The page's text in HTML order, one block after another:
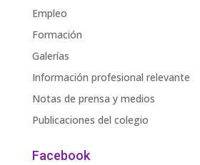
Empleo
Formación
Galerías
Información profesional relevante
Notas de prensa y medios
Publicaciones del colegio
Facebook